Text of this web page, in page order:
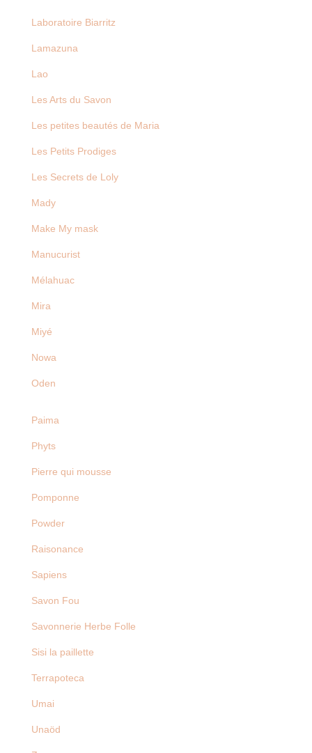
Laboratoire Biarritz
Lamazuna
Lao
Les Arts du Savon
Les petites beautés de Maria
Les Petits Prodiges
Les Secrets de Loly
Mady
Make My mask
Manucurist
Mélahuac
Mira
Miyé
Nowa
Oden
Paima
Phyts
Pierre qui mousse
Pomponne
Powder
Raisonance
Sapiens
Savon Fou
Savonnerie Herbe Folle
Sisi la paillette
Terrapoteca
Umai
Unaöd